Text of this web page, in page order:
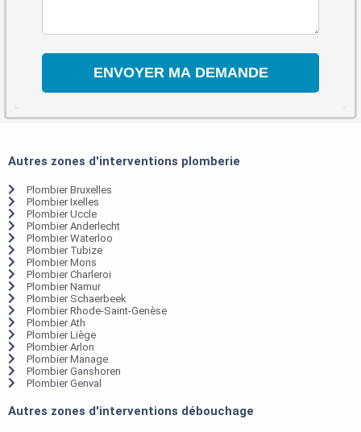
Autres zones d'interventions plomberie
Plombier Bruxelles
Plombier Ixelles
Plombier Uccle
Plombier Anderlecht
Plombier Waterloo
Plombier Tubize
Plombier Mons
Plombier Charleroi
Plombier Namur
Plombier Schaerbeek
Plombier Rhode-Saint-Genèse
Plombier Ath
Plombier Liège
Plombier Arlon
Plombier Manage
Plombier Ganshoren
Plombier Genval
Autres zones d'interventions débouchage